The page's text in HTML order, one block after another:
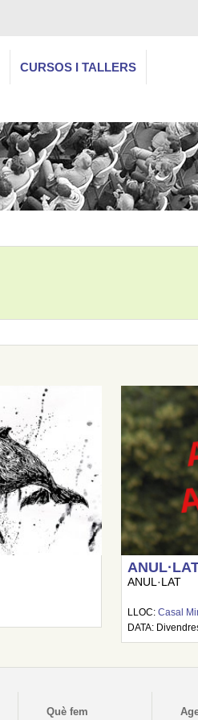
CURSOS I TALLERS
ANUL·LAT
LLOC:Casal
DATA:
Què fem